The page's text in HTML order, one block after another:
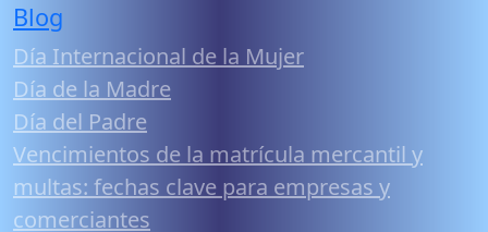
Blog
Día Internacional de la Mujer
Día de la Madre
Día del Padre
Vencimientos de la matrícula mercantil y
multas: fechas clave para empresas y
comerciantes